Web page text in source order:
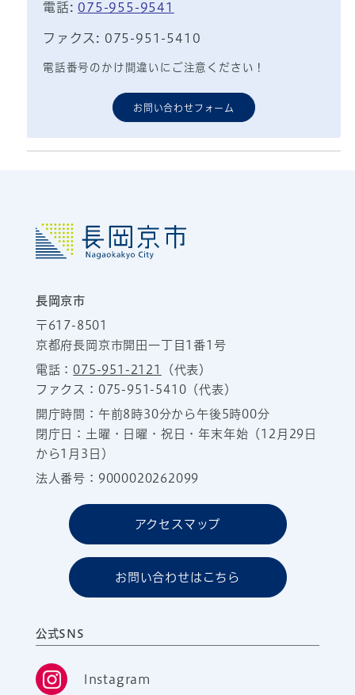
電話: 075-955-9541
ファクス: 075-951-5410
電話番号のかけ間違いにご注意ください！
お問い合わせフォーム
長岡京市
〒617-8501
京都府長岡京市開田一丁目1番1号
電話：075-951-2121
（代表）
ファクス：075-951-5410（代表）
開庁時間：午前8時30分から午後5時00分
閉庁日：土曜・日曜・祝日・年末年始（12月29日
から1月3日）
法人番号：9000020262099
アクセスマップ
お問い合わせはこちら
公式SNS
Instagram